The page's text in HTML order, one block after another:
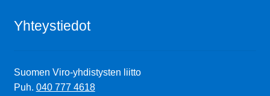
Yhteystiedot
Suomen Viro-yhdistysten liitto
Puh. 040 777 4618